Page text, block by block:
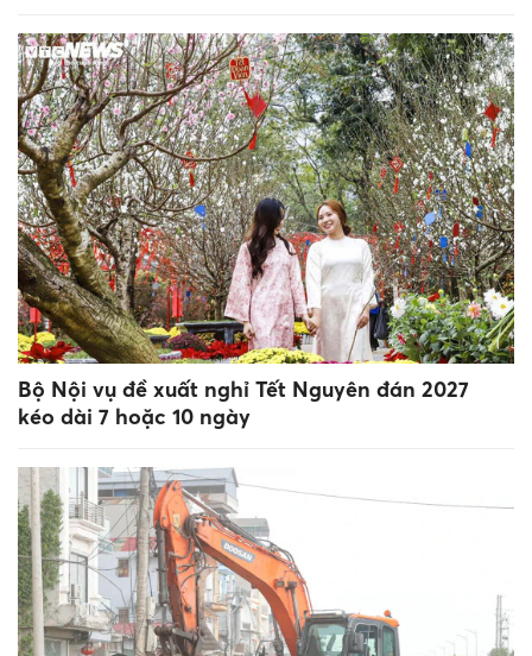
Bộ Nội vụ đề xuất nghỉ Tết Nguyên đán 2027
kéo dài 7 hoặc 10 ngày